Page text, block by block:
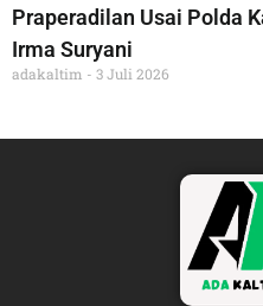
Praperadilan Usai Polda
Irma Suryani
adakaltim 3 Juli 2026